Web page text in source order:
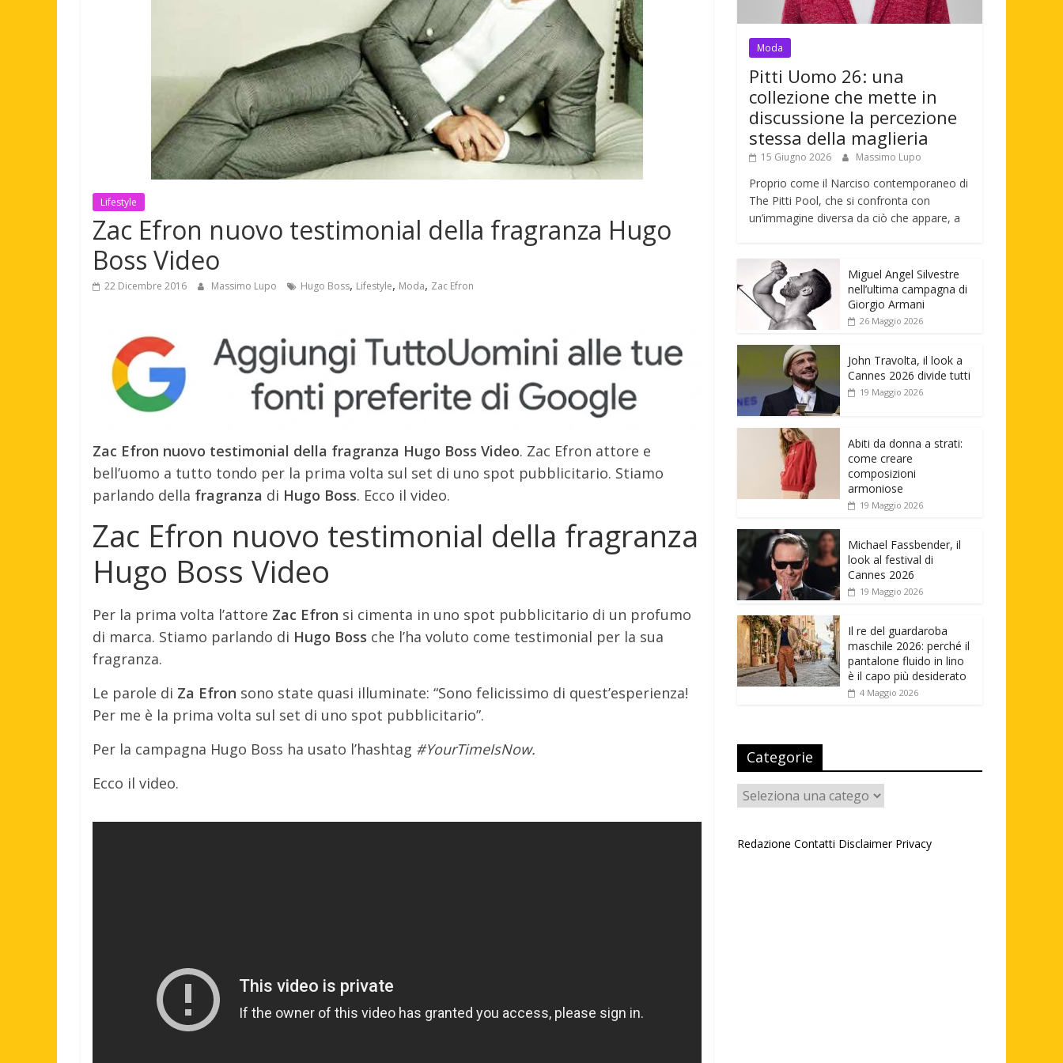
Lifestyle
Zac Efron nuovo testimonial della fragranza Hugo
Boss Video
22 Dicembre 2016 Massimo Lupo Hugo Boss, Lifestyle, Moda, Zac Efron
Zac Efron nuovo testimonial della fragranza Hugo Boss Video. Zac Efron attore e
bell’uomo a tutto tondo per la prima volta sul set di uno spot pubblicitario. Stiamo
parlando della fragranza di Hugo Boss. Ecco il video.
Zac Efron nuovo testimonial della fragranza
Hugo Boss Video
Per la prima volta l’attore Zac Efron si cimenta in uno spot pubblicitario di un profumo
di marca. Stiamo parlando di Hugo Boss che l’ha voluto come testimonial per la sua
fragranza.
Le parole di Za Efron sono state quasi illuminate: “Sono felicissimo di quest’esperienza!
Per me è la prima volta sul set di uno spot pubblicitario”.
Per la campagna Hugo Boss ha usato l’hashtag #YourTimeIsNow.
Ecco il video.
Moda
Pitti Uomo 26: una
collezione che mette in
discussione la percezione
stessa della maglieria
15 Giugno 2026 Massimo Lupo
Proprio come il Narciso contemporaneo di
The Pitti Pool, che si confronta con
un’immagine diversa da ciò che appare, a
Miguel Angel Silvestre
nell’ultima campagna di
Giorgio Armani
26 Maggio 2026
John Travolta, il look a
Cannes 2026 divide tutti
19 Maggio 2026
Abiti da donna a strati:
come creare
composizioni
armoniose
19 Maggio 2026
Michael Fassbender, il
look al festival di
Cannes 2026
19 Maggio 2026
Il re del guardaroba
maschile 2026: perché il
pantalone fluido in lino
è il capo più desiderato
4 Maggio 2026
Categorie
Categorie
Redazione Contatti Disclaimer Privacy